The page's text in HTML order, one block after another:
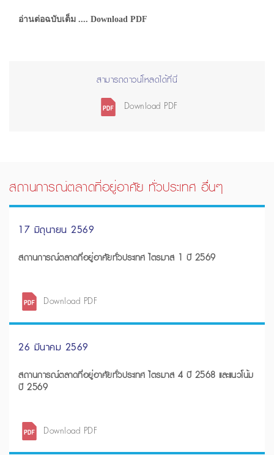
อ่านต่อฉบับเต็ม .... Download PDF
สามารถดาวน์โหลดได้ที่นี่
Download PDF
สถานการณ์ตลาดที่อยู่อาศัย ทั่วประเทศ อื่นๆ
17 มิถุนายน 2569
สถานการณ์ตลาดที่อยู่อาศัยทั่วประเทศ ไตรมาส 1 ปี 2569
Download PDF
26 มีนาคม 2569
สถานการณ์ตลาดที่อยู่อาศัยทั่วประเทศ ไตรมาส 4 ปี 2568 และแนวโน้ม
ปี 2569
Download PDF